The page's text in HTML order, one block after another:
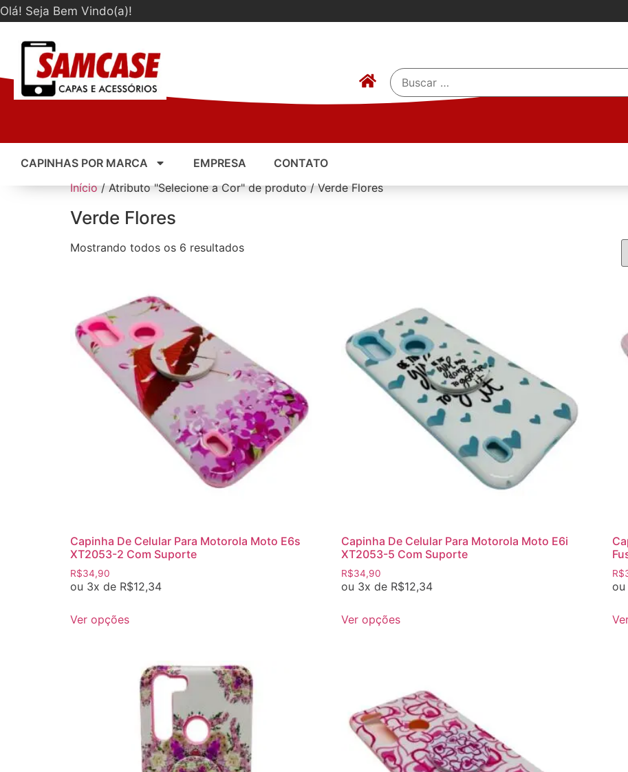
Olá! Seja Bem Vindo(a)!
CAPINHAS POR MARCA EMPRESA CONTATO
Início/ Atributo "Selecione a Cor" de produto / Verde Flores
Verde Flores
Mostrando todos os 6 resultados
Capinha De Celular Para Motorola Moto E6s
XT2053-2 Com Suporte
R$34,90
ou 3x de R$12,34
Ver opções
Capinha De Celular Para Motorola Moto E6i
XT2053-5 Com Suporte
R$34,90
ou 3x de R$12,34
Ver opções
R$
ou